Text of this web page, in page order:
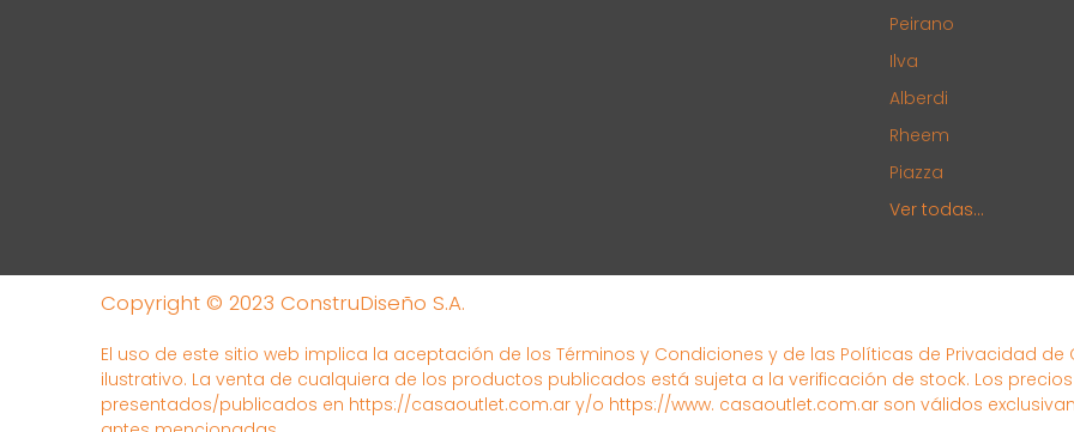
Peirano
Ilva
Alberdi
Rheem
Piazza
Ver todas...
Copyright © 2023 ConstruDiseño S.A.
El uso de este sitio web implica la aceptación de los Términos y Condiciones y de las Políticas de Privacidad de
ilustrativo. La venta de cualquiera de los productos publicados está sujeta a la verificación de stock. Los
presentados/publicados en https://casaoutlet.com.ar y/o https://www. casaoutlet.com.ar son válidos